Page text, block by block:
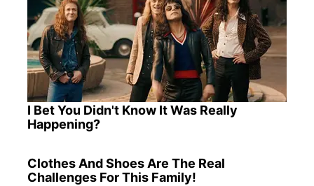
I Bet You Didn't Know It Was Really
Happening?
Clothes And Shoes Are The Real
Challenges For This Family!